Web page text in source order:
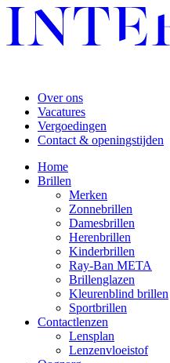
Over ons
Vacatures
Vergoedingen
Contact & openingstijden
Home
Brillen
Merken
Zonnebrillen
Damesbrillen
Herenbrillen
Kinderbrillen
Ray-Ban META
Brillenglazen
Kleurenblind brillen
Sportbrillen
Contactlenzen
Lensplan
Lenzenvloeistof